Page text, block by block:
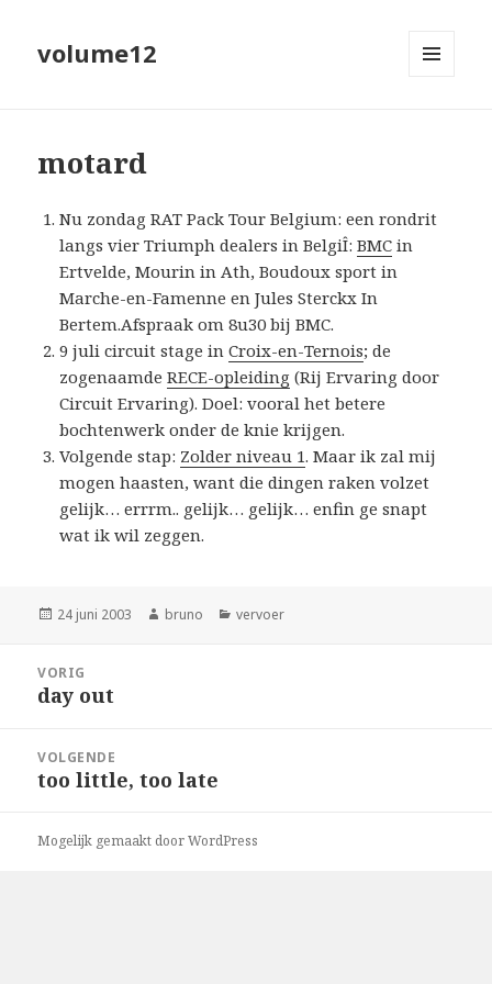
volume12
motard
Nu zondag RAT Pack Tour Belgium: een rondrit
langs vier Triumph dealers in BelgiÎ:BMC in
Ertvelde, Mourin in Ath, Boudoux sport in
Marche-en-Famenne en Jules Sterckx In
Bertem.Afspraak om 8u30 bij BMC.
9 juli circuit stage inCroix-en-Ternois; de
zogenaamdeRECE-opleiding (Rij Ervaring door
Circuit Ervaring). Doel: vooral het betere
bochtenwerk onder de knie krijgen.
Volgende stap: Zolder niveau 1. Maar ik zal mij
mogen haasten, want die dingen raken volzet
gelijk… errrm.. gelijk… gelijk… enfin ge snapt
wat ik wil zeggen.
Geplaatst
24 juni 2003 Auteur
bruno Categorieën
vervoer
navigatie
VORIG
Vorig
day out
VOLGENDE
Volgend
too little, too late
Mogelijk gemaakt door WordPress